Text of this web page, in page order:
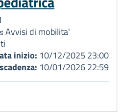
Avvisi di mobilita'
inizio: 10/12/2025 23:00
10/01/2026 22:59